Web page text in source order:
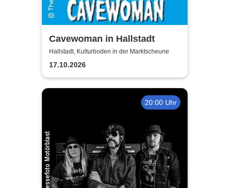
Cavewoman in Hallstadt
Hallstadt, Kulturboden in der Marktscheune
17.10.2026
20:00 Uhr